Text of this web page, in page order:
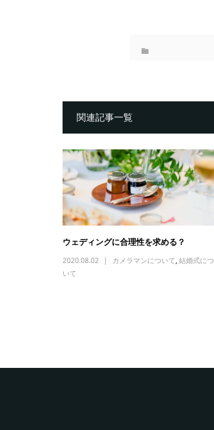
関連記事一覧
ウェディングに合理性を求める？
2020.08.02 カメラマンについて,結婚式につ
いて